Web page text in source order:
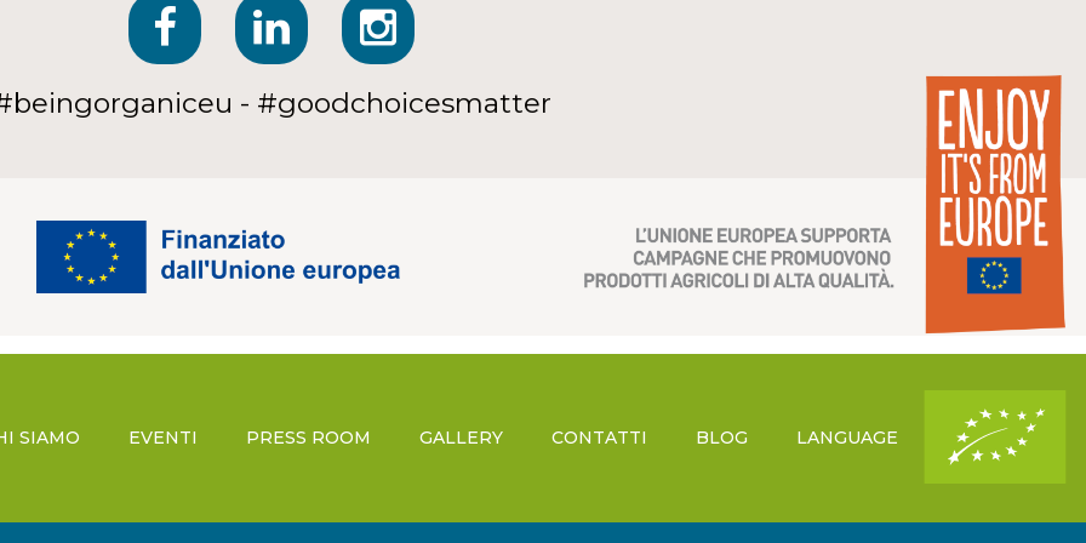
- #goodchoicesmatter
SIAMO EVENTI PRESS ROOM GALLERY CONTATTI BLOG LANGUAGE